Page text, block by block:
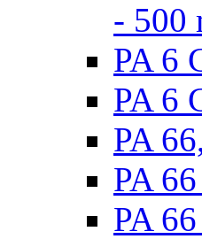
- 500
PA 6
PA 6
PA
PA
PA